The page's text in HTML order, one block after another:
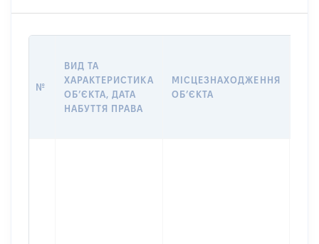
№
ВИД ТА
ХАРАКТЕРИСТИКА
ОБʼЄКТА, ДАТА
НАБУТТЯ ПРАВА
МІСЦЕЗНАХОДЖЕННЯ
ОБʼЄКТА